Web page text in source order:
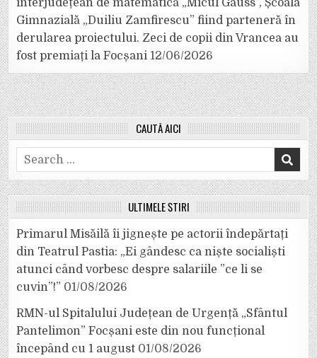
interjudețean de matematică „Micul Gauss”, Școala
Gimnazială „Duiliu Zamfirescu” fiind parteneră în
derularea proiectului. Zeci de copii din Vrancea au
fost premiați la Focșani 12/06/2026
CAUTĂ AICI
Search
for:
ULTIMELE ȘTIRI
Primarul Misăilă îi jignește pe actorii îndepărtați
din Teatrul Pastia: „Ei gândesc ca niște socialiști
atunci când vorbesc despre salariile ”ce li se
cuvin”!” 01/08/2026
RMN-ul Spitalului Județean de Urgență „Sfântul
Pantelimon” Focșani este din nou funcțional
începând cu 1 august 01/08/2026